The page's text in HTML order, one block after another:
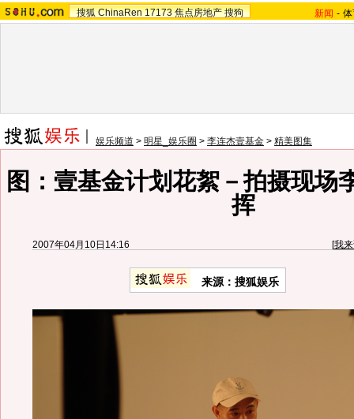
搜狐 ChinaRen 17173 焦点房地产 搜狗 新闻 -
娱乐频道 > 明星_娱乐圈 > 李连杰壹基金 > 精美图集
图：壹基金计划花絮－拍摄现场
挥
2007年04月10日14:16 [我
来源：搜狐娱乐